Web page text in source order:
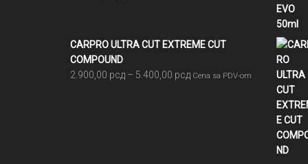
CARPRO ULTRA CUT EXTREME CUT
COMPOUND
2.900,00 рсд – 5.400,00 рсдRaspon
Cena sa PDV-om